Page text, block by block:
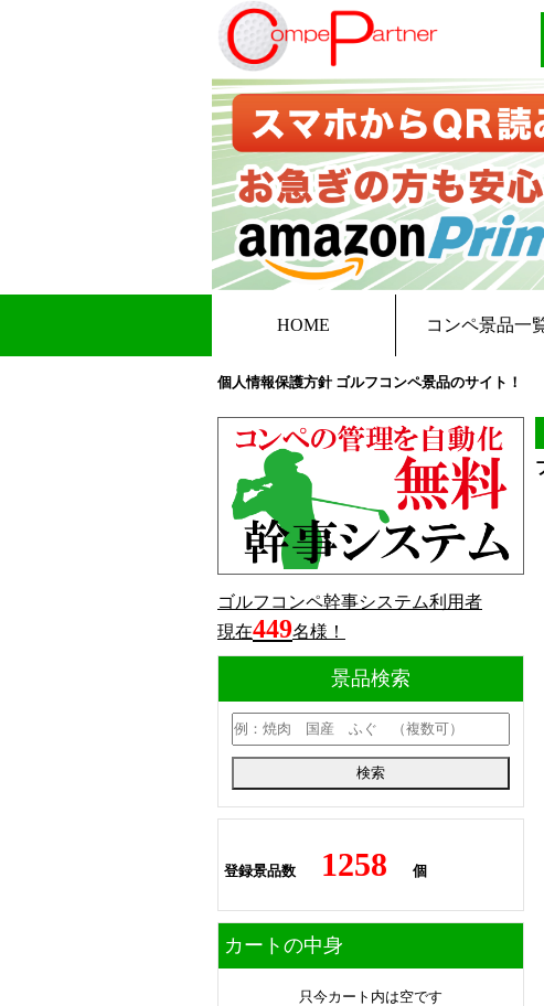
HOME コンペ景品一
個人情報保護方針 ゴルフコンペ景品のサイト！
ゴルフコンペ幹事システム利用者
現在449名様！
景品検索
登録景品数 1258 個
カートの中身
只今カート内は空です